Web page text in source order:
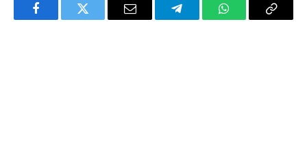
FacebookTwitter Email TelegramWhatsAppCopy